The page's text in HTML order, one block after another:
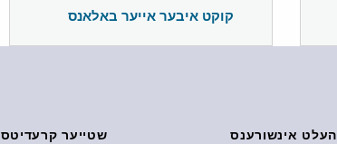
קוקט איבער אייער באלאנס
העלט אינשורענס שטייער קרעדיטס